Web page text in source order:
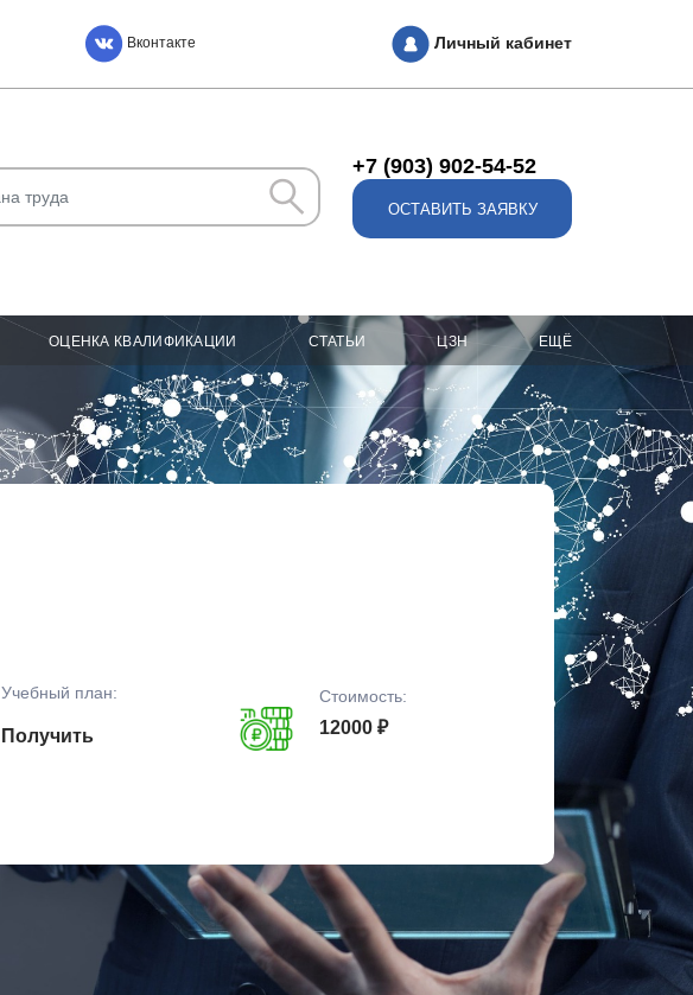
Вконтакте Личный кабинет
+7 (903) 902-54-52
ОСТАВИТЬ ЗАЯВКУ
ОЦЕНКА КВАЛИФИКАЦИИ СТАТЬИ ЦЗН ЕЩЁ
Учебный план:
Получить
Стоимость:
12000 ₽